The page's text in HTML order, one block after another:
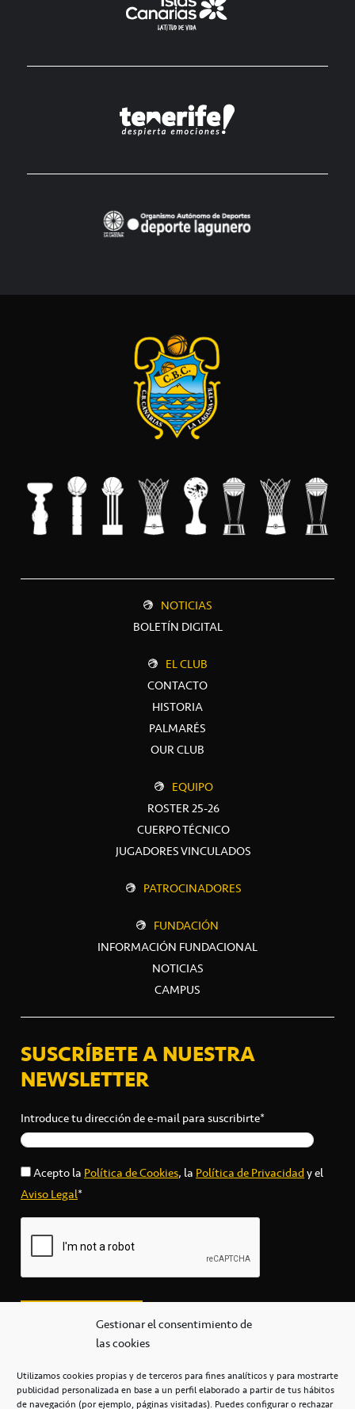
Gestionar el consentimiento de
las cookies
Utilizamos cookies propias y de terceros para fines analíticos y para mostrarte
publicidad personalizada en base a un perfil elaborado a partir de tus hábitos
de navegación (por ejemplo, páginas visitadas). Puedes configurar o rechazar
NOTICIAS
BOLETÍN DIGITAL
EL CLUB
CONTACTO
HISTORIA
PALMARÉS
OUR CLUB
EQUIPO
ROSTER 25-26
CUERPO TÉCNICO
JUGADORES VINCULADOS
PATROCINADORES
FUNDACIÓN
INFORMACIÓN FUNDACIONAL
NOTICIAS
CAMPUS
SUSCRÍBETE A NUESTRA
NEWSLETTER
Introduce tu dirección de e-mail para suscribirte*
Acepto laPolítica de Cookies, laPolítica de Privacidady el
Aviso Legal*
secretaria@cbcanarias.es